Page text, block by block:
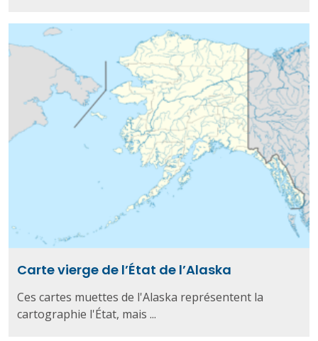
Carte vierge de l’État de l’Alaska
Ces cartes muettes de l'Alaska représentent la
cartographie l'État, mais ...